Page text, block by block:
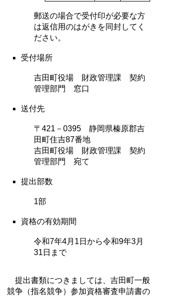
郵送の場合で受付印が必要な方
は返信用のはがきを同封してく
ださい。
受付場所
吉田町役場 財政管理課 契約
管理部門 窓口
送付先
〒421－0395 静岡県榛原郡吉
田町住吉87番地
吉田町役場 財政管理課 契約
管理部門 宛て
提出部数
1部
資格の有効期間
令和7年4月1日から令和9年3月
31日まで
提出書類につきましては、吉田町一般
競争（指名競争）参加資格審査申請書の